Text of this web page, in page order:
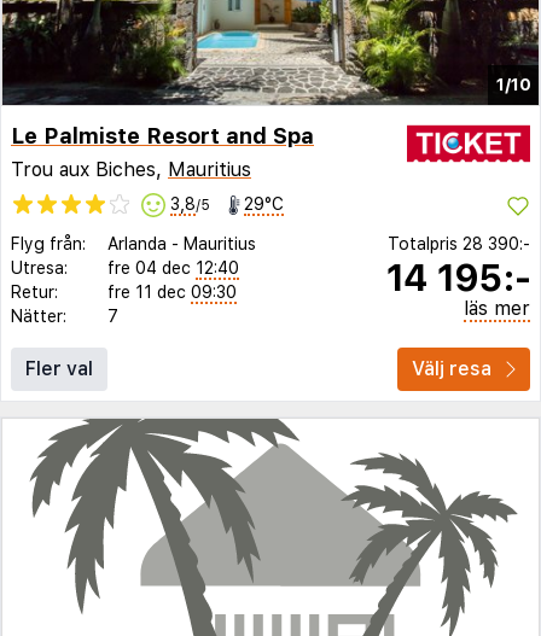
1/10
Le Palmiste Resort and Spa
Trou aux Biches, Mauritius
3,8/5 29°C
Flyg från: Arlanda - Mauritius
Utresa:
fre 04 dec 12:40
Retur:
fre 11 dec 09:30
Nätter:
7
Totalpris 28 390:-
14 195:-
läs mer
Fler val Välj resa